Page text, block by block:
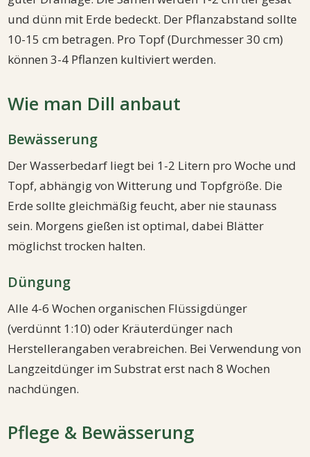
und dünn mit Erde bedeckt. Der Pflanzabstand sollte
10-15 cm betragen. Pro Topf (Durchmesser 30 cm)
können 3-4 Pflanzen kultiviert werden.
Wie man Dill anbaut
Bewässerung
Der Wasserbedarf liegt bei 1-2 Litern pro Woche und
Topf, abhängig von Witterung und Topfgröße. Die
Erde sollte gleichmäßig feucht, aber nie staunass
sein. Morgens gießen ist optimal, dabei Blätter
möglichst trocken halten.
Düngung
Alle 4-6 Wochen organischen Flüssigdünger
(verdünnt 1:10) oder Kräuterdünger nach
Herstellerangaben verabreichen. Bei Verwendung von
Langzeitdünger im Substrat erst nach 8 Wochen
nachdüngen.
Pflege & Bewässerung